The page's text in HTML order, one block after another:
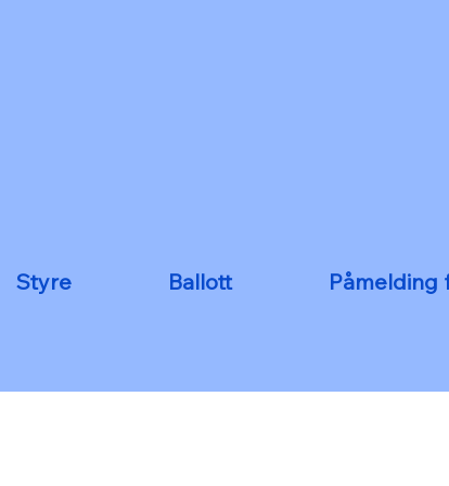
Styre Ballott Påmelding